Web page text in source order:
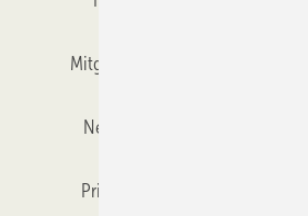
Mitgliedschaften und Engagement
Newsletter
Privacy Manager